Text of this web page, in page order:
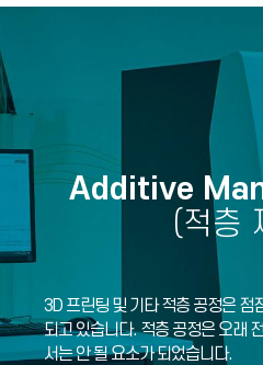
Additive
(적층
3D 프린팅 및 기타 적층 공정은 점
되고 있습니다. 적층 공정은 오래
서는 안 될 요소가 되었습니다.